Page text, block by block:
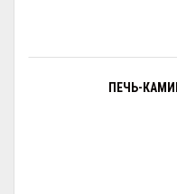
ПЕЧЬ-КАМИН